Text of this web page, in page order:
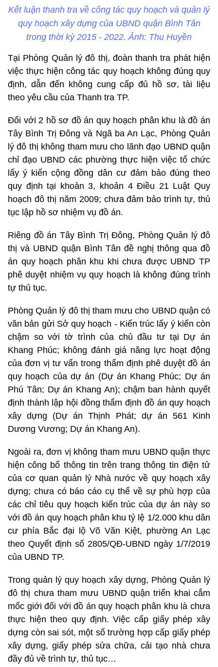
Kết luận thanh tra về công tác quy hoạch và quản lý
quy hoạch xây dựng của UBND quận Bình Tân
trong thời kỳ 2015 - 2022. Ảnh: Thu Huyền
Tại Phòng Quản lý đô thị, đoàn thanh tra phát hiện
việc thực hiện công tác quy hoạch không đúng quy
định, dẫn đến không cung cấp đủ hồ sơ, tài liệu
theo yêu cầu của Thanh tra TP.
Đối với 2 hồ sơ đồ án quy hoạch phân khu là đồ án
Tây Bình Trị Đông và Ngã ba An Lạc, Phòng Quản
lý đô thị không tham mưu cho lãnh đạo UBND quận
chỉ đạo UBND các phường thực hiện việc tổ chức
lấy ý kiến cộng đồng dân cư đảm bảo đúng theo
quy định tại khoản 3, khoản 4 Điều 21 Luật Quy
hoạch đô thị năm 2009; chưa đảm bảo trình tự, thủ
tục lập hồ sơ nhiệm vụ đồ án.
Riêng đồ án Tây Bình Trị Đông, Phòng Quản lý đô
thị và UBND quận Bình Tân đề nghị thông qua đồ
án quy hoạch phân khu khi chưa được UBND TP
phê duyệt nhiệm vụ quy hoạch là không đúng trình
tự thủ tục.
Phòng Quản lý đô thị tham mưu cho UBND quận có
văn bản gửi Sở quy hoạch - Kiến trúc lấy ý kiến còn
chậm so với tờ trình của chủ đầu tư tại Dự án
Khang Phúc; không đánh giá năng lực hoạt động
của đơn vị tư vấn trong thẩm định phê duyệt đồ án
quy hoạch của dự án (Dự án Khang Phúc; Dự án
Phú Tân; Dự án Khang An); chậm ban hành quyết
định thành lập hội đồng thẩm định đồ án quy hoạch
xây dựng (Dự án Thịnh Phát; dự án 561 Kinh
Dương Vương; Dự án Khang An).
Ngoài ra, đơn vị không tham mưu UBND quận thực
hiện công bố thông tin trên trang thông tin điện tử
của cơ quan quản lý Nhà nước về quy hoạch xây
dựng; chưa có báo cáo cụ thể về sự phù hợp của
các chỉ tiêu quy hoạch kiến trúc của dự án này so
với đồ án quy hoạch phân khu tỷ lệ 1/2.000 khu dân
cư phía Bắc đại lộ Võ Văn Kiệt, phường An Lạc
theo Quyết định số 2805/QĐ-UBND ngày 1/7/2019
của UBND TP.
Trong quản lý quy hoạch xây dựng, Phòng Quản lý
đô thị chưa tham mưu UBND quận triển khai cắm
mốc giới đối với đồ án quy hoạch phân khu là chưa
thực hiện theo quy định. Việc cấp giấy phép xây
dựng còn sai sót, một số trường hợp cấp giấy phép
xây dựng, giấy phép sửa chữa, cải tạo nhà chưa
đầy đủ về trình tự, thủ tục…